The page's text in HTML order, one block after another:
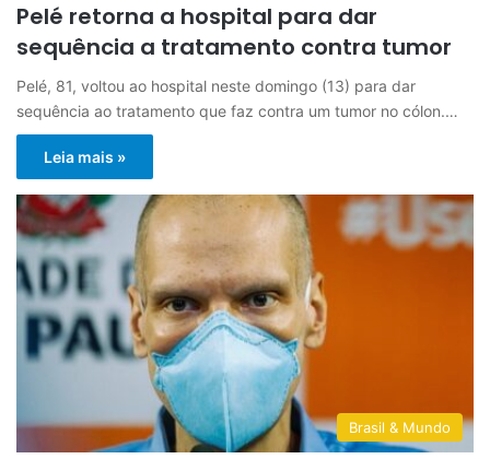
Pelé retorna a hospital para dar
sequência a tratamento contra tumor
Pelé, 81, voltou ao hospital neste domingo (13) para dar
sequência ao tratamento que faz contra um tumor no cólon.…
Leia mais »
Brasil & Mundo